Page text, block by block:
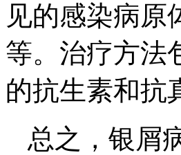
见的感染病原
等。治疗方法
的抗生素和抗
总之，银屑